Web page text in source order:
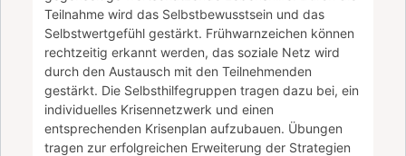
Teilnahme wird das Selbstbewusstsein und das
Selbstwertgefühl gestärkt. Frühwarnzeichen können
rechtzeitig erkannt werden, das soziale Netz wird
durch den Austausch mit den Teilnehmenden
gestärkt. Die Selbsthilfegruppen tragen dazu bei, ein
individuelles Krisennetzwerk und einen
entsprechenden Krisenplan aufzubauen. Übungen
tragen zur erfolgreichen Erweiterung der Strategien